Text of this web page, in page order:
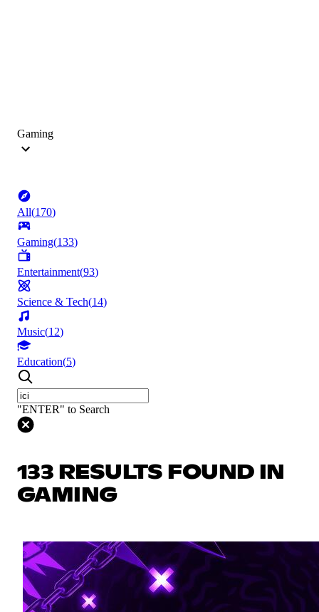
Gaming
All(170)
Gaming(133)
Entertainment(93)
Science & Tech(14)
Music(12)
Education(5)
"ENTER" to Search
133 RESULTS FOUND IN
GAMING